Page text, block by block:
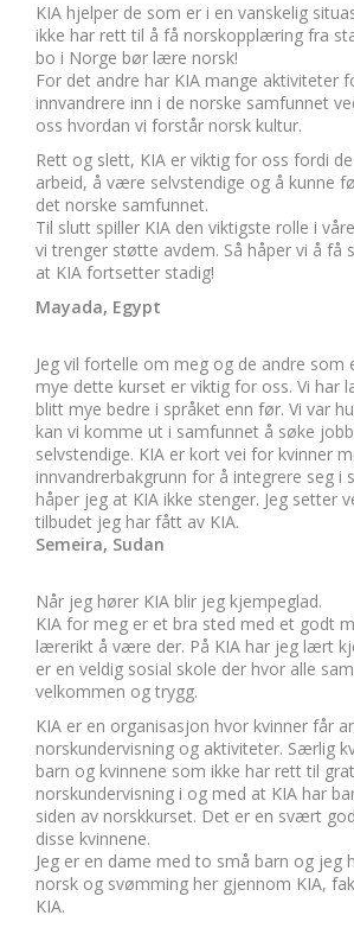
KIA hjelper de som er i en vanskelig
ikke har rett til å få norskopplæring fra
bo i Norge bør lære norsk!
For det andre har KIA mange aktiviteter
innvandrere inn i de norske samfunnet
oss hvordan vi forstår norsk kultur.
Rett og slett, KIA er viktig for oss fordi
arbeid, å være selvstendige og å kunne
det norske samfunnet.
Til slutt spiller KIA den viktigste rolle i
vi trenger støtte avdem. Så håper vi å få
at KIA fortsetter stadig!
Mayada, Egypt
Jeg vil fortelle om meg og de andre som
mye dette kurset er viktig for oss. Vi har
blitt mye bedre i språket enn før. Vi var
kan vi komme ut i samfunnet å søke
selvstendige. KIA er kort vei for kvinner
innvandrerbakgrunn for å integrere seg i
håper jeg at KIA ikke stenger. Jeg setter
tilbudet jeg har fått av KIA.
Semeira, Sudan
Når jeg hører KIA blir jeg kjempeglad.
KIA for meg er et bra sted med et godt
lærerikt å være der. På KIA har jeg lært
er en veldig sosial skole der hvor alle
velkommen og trygg.
KIA er en organisasjon hvor kvinner får
norskundervisning og aktiviteter. Særlig
barn og kvinnene som ikke har rett til
norskundervisning i og med at KIA har
siden av norskkurset. Det er en svært
disse kvinnene.
Jeg er en dame med to små barn og jeg
norsk og svømming her gjennom KIA,
KIA.